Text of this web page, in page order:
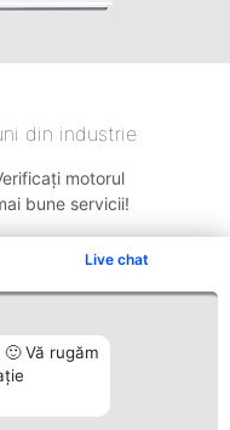
Live chat
Vă rugăm
din industrie
motorul
bune servicii!